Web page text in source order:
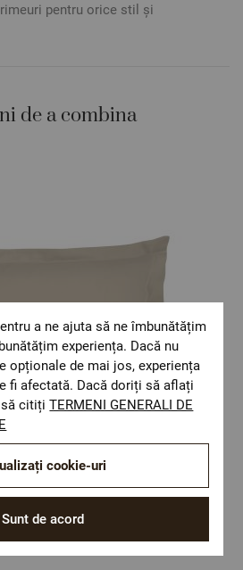
pentru orice stil și
de a combina
a ne ajuta să ne îmbunătățim
experiența. Dacă nu
opționale de mai jos, experiența
fi afectată. Dacă doriți să aflați
să citițiTERMENI GENERALI DE
Sunt de acord
cookie-uri